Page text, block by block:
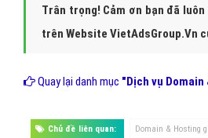
Trân trọng! Cảm ơn bạn đã
trên Website VietAdsGroup.Vn
Quay lại danh mục "Dịch vụ
Chủ đề liên quan: Domain & Hosting